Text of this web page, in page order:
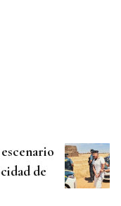
de